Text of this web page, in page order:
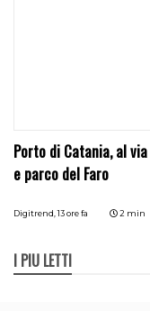
Porto di Catania, al
e parco del Faro
Digitrend,13 ore fa 2 min
I PIÙ LETTI